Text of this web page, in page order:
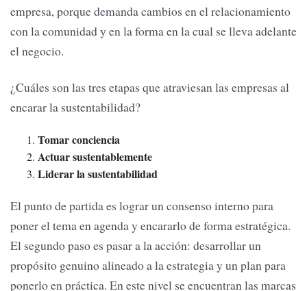
empresa, porque demanda cambios en el relacionamiento
con la comunidad y en la forma en la cual se lleva adelante
el negocio.
¿Cuáles son las tres etapas que atraviesan las empresas al
encarar la sustentabilidad?
Tomar conciencia
Actuar sustentablemente
Liderar la sustentabilidad
El punto de partida es lograr un consenso interno para
poner el tema en agenda y encararlo de forma estratégica.
El segundo paso es pasar a la acción: desarrollar un
propósito genuino alineado a la estrategia y un plan para
ponerlo en práctica. En este nivel se encuentran las marcas